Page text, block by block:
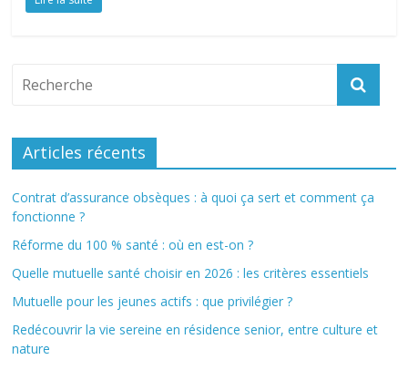
Articles récents
Contrat d’assurance obsèques : à quoi ça sert et comment ça
fonctionne ?
Réforme du 100 % santé : où en est-on ?
Quelle mutuelle santé choisir en 2026 : les critères essentiels
Mutuelle pour les jeunes actifs : que privilégier ?
Redécouvrir la vie sereine en résidence senior, entre culture et
nature